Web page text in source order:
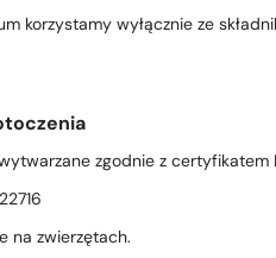
korzystamy wyłącznie ze
zgodnie z certyfikatem
na zwierzętach.